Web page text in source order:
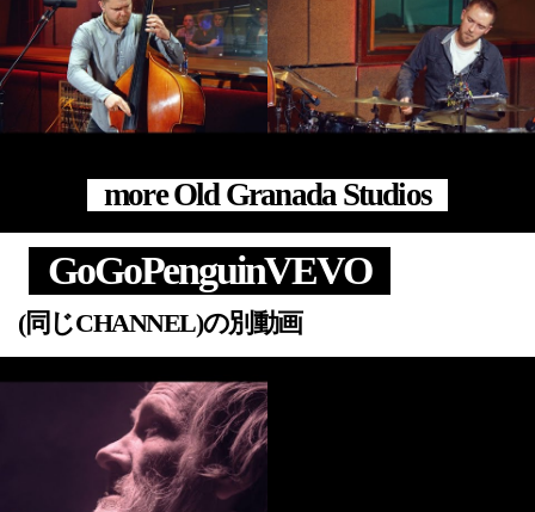
more Old Granada Studios
GoGoPenguinVEVO
(同じCHANNEL)の別動画